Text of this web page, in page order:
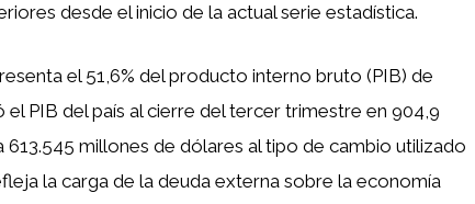
desde el inicio de la actual serie estadística.
el 51,6% del producto interno bruto (PIB) de
PIB del país al cierre del tercer trimestre en 904,9
millones de dólares al tipo de cambio utilizado
la carga de la deuda externa sobre la economía